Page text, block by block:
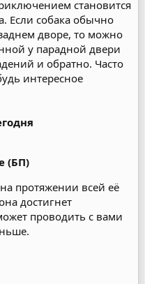
становится
Если собака обычно
дворе, то можно
у парадной двери
и обратно. Часто
интересное
(БП)
протяжении всей её
достигнет
проводить с вами